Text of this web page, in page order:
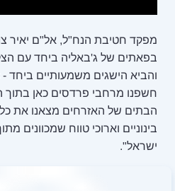
יאיר צוקרמן: "אנחנו נמצאים
עם הצק"ח. הצק"ח היום עבד
ביחד - כוחות הנדסה, חי"ר ושריון.
בתוך השטח האורבני, וליד
את כל הטילים האלה, טילים
מתוך השטח הבנוי לעבר מדינת